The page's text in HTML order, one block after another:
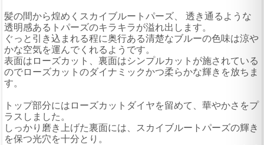
髪の間から煌めくスカイブルートパーズ、 透き通るような
透明感あるトパーズのキラキラが溢れ出します。
ぐっと引き込まれる程に奥行ある清楚なブルーの色味は涼や
かな空気を運んでくれるようです。
表面はローズカット、裏面はシンプルカットが施されている
のでローズカットのダイナミックかつ柔らかな輝きを放ちま
す。
トップ部分にはローズカットダイヤを留めて、華やかさをプ
ラスしました。
しっかり磨き上げた裏面には、スカイブルートパーズの輝き
を保つ光穴を十分とり。